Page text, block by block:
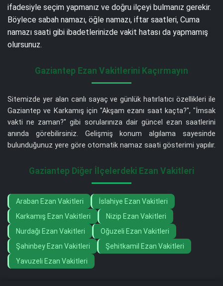
ifadesiyle seçim yapmanız ve doğru ilçeyi bulmanız gerekir.
Böylece sabah namazı, öğle namazı, iftar saatleri, Cuma
namazı saati gibi ibadetlerinizde vakit hatası da yapmamış
olursunuz.
Gaziantep Ezan Vakitlerini Kaçırmayın
Sitemizde yer alan canlı sayaç ve günlük hatırlatıcı özellikleri ile
Gaziantep ve Karkamış için "Akşam ezanı saat kaçta?", "İmsak
vakti ne zaman?" gibi sorularınıza dair güncel ezan saatlerini
anında görebilirsiniz. Gelişmiş konum algılama sayesinde
bulunduğunuz yere göre otomatik namaz saati gösterimi yapılır.
Gaziantep Diğer İlçelerdeki Ezan Vakitleri
Araban Ezan Vakitleri
İslahiye Ezan Vakitleri
Karkamış Ezan Vakitleri
Nizip Ezan Vakitleri
Nurdağı Ezan Vakitleri
Oğuzeli Ezan Vakitleri
Şahinbey Ezan Vakitleri
Şehitkamil Ezan Vakitleri
Yavuzeli Ezan Vakitleri